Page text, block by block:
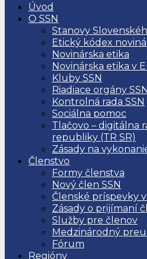
Úvod
O SSN
Stanovy
Etický kódex
Novinárska etika
Novinárska etika v
Kluby SSN
Riadiace orgány SSN
Kontrolná rada SSN
Sociálna pomoc
Tlačovo – digitálna
republiky (TR SR)
Zásady na
Členstvo
Formy členstva
Nový člen SSN
Členské príspevky
Zásady o prijímaní
Služby pre členov
Medzinárodný
Fórum
Regióny